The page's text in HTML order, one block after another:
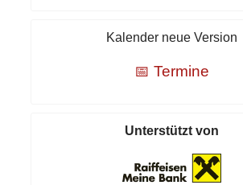
Kalender neue Version
📅 Termine
Unterstützt von